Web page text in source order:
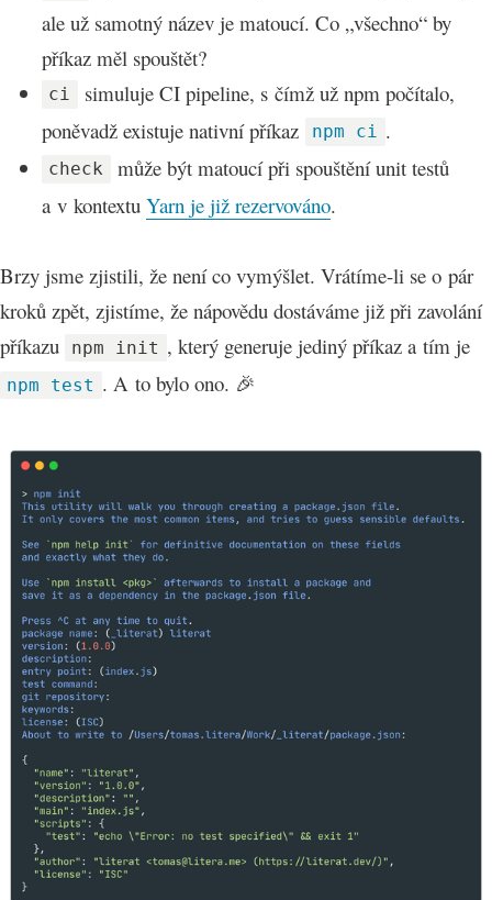
ale už samotný název je matoucí. Co „všechno“ by
příkaz měl spouštět?
ci
simuluje CI pipeline, s čímž už npm počítalo,
poněvadž existuje nativní příkaz
npm ci .
check
může být matoucí při spouštění unit testů
a v kontextu Yarn je již rezervováno.
Brzy jsme zjistili, že není co vymýšlet. Vrátíme-li se o pár
kroků zpět, zjistíme, že nápovědu dostáváme již při zavolání
příkazu
npm init , který generuje jediný příkaz a tím je
npm test . A to bylo ono. 🎉